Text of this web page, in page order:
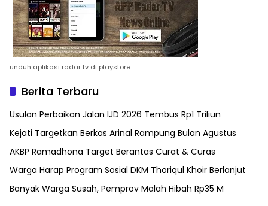
unduh aplikasi radar tv di playstore
Berita Terbaru
Usulan Perbaikan Jalan IJD 2026 Tembus Rp1 Triliun
Kejati Targetkan Berkas Arinal Rampung Bulan Agustus
AKBP Ramadhona Target Berantas Curat & Curas
Warga Harap Program Sosial DKM Thoriqul Khoir Berlanjut
Banyak Warga Susah, Pemprov Malah Hibah Rp35 M